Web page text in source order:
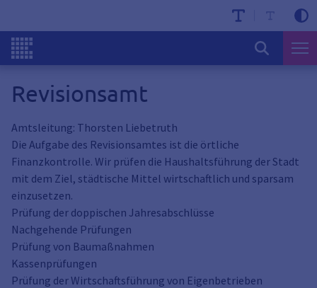
Revisionsamt
Amtsleitung: Thorsten Liebetruth
Die Aufgabe des Revisionsamtes ist die örtliche
Finanzkontrolle. Wir prüfen die Haushaltsführung der Stadt
mit dem Ziel, städtische Mittel wirtschaftlich und sparsam
einzusetzen.
Prüfung der doppischen Jahresabschlüsse
Nachgehende Prüfungen
Prüfung von Baumaßnahmen
Kassenprüfungen
Prüfung der Wirtschaftsführung von Eigenbetrieben